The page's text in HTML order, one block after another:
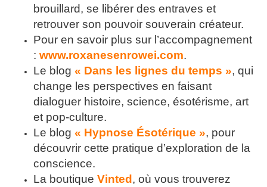
brouillard, se libérer des entraves et
retrouver son pouvoir souverain créateur.
Pour en savoir plus sur l’accompagnement
: www.roxanesenrowei.com.
Le blog « Dans les lignes du temps », qui
change les perspectives en faisant
dialoguer histoire, science, ésotérisme, art
et pop-culture.
Le blog « Hypnose Ésotérique », pour
découvrir cette pratique d’exploration de la
conscience.
La boutique Vinted , où vous trouverez